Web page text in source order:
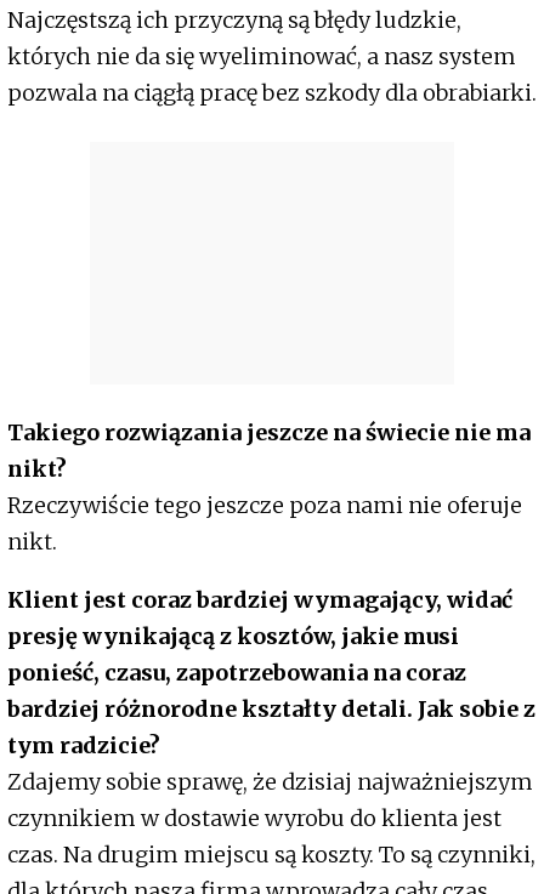
Najczęstszą ich przyczyną są błędy ludzkie,
których nie da się wyeliminować, a nasz system
pozwala na ciągłą pracę bez szkody dla obrabiarki.
Takiego rozwiązania jeszcze na świecie nie ma
nikt?
Rzeczywiście tego jeszcze poza nami nie oferuje
nikt.
Klient jest coraz bardziej wymagający, widać
presję wynikającą z kosztów, jakie musi
ponieść, czasu, zapotrzebowania na coraz
bardziej różnorodne kształty detali. Jak sobie z
tym radzicie?
Zdajemy sobie sprawę, że dzisiaj najważniejszym
czynnikiem w dostawie wyrobu do klienta jest
czas. Na drugim miejscu są koszty. To są czynniki,